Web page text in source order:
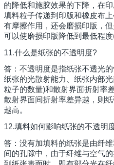
的降低和施胶效果的下降，在
填料粒子传递到印版和橡皮布
有摩擦作用，还会磨损印版，
可以使磨损印版降低到最低程度
11.什么是纸张的不透明度?
答：不透明度是指纸张不透光
纸张的光散射能力、纸张内部
粒子的数量)和散射界面折射率
散射界面间折射率差异越，则
越高。
12.填料如何影响纸张的不透明
答：没有加填料的纸张是由纤
间的孔隙中，由于纤维与空气